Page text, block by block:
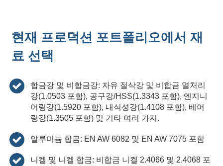
현재 프로덕션 포트폴리오에서 재
료 선택
합금강 및 비합금강: 자유 절삭강 및 비합금 열처리
강(1.0503 포함), 공구강/HSS(1.3343 포함), 엔지니
어링강(1.5920 포함), 내식성강(1.4108 포함), 베어
링강(1.3505 포함) 및 기타 여러 가지.
알루미늄 합금: EN AW 6082 및 EN AW 7075 포함
니켈 및 니켈 합금: 비합금 니켈 2.4066 및 2.4068 포